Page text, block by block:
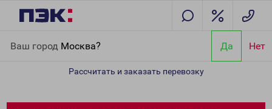
Ваш город Москва? Да Нет
Рассчитать и заказать перевозку